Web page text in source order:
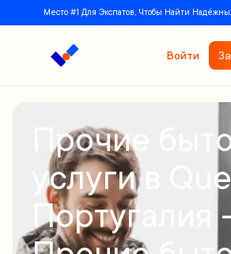
Место #1 Для Экспатов, Чтобы Найти
Войти
Прочие
услуги в
Португалия